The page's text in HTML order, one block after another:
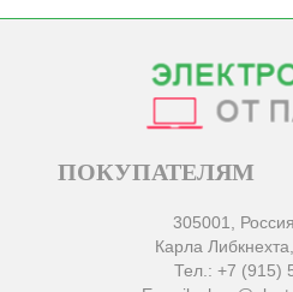
ПОКУПАТЕЛЯМ
305001,
Карла
Тел.: +7 (915)